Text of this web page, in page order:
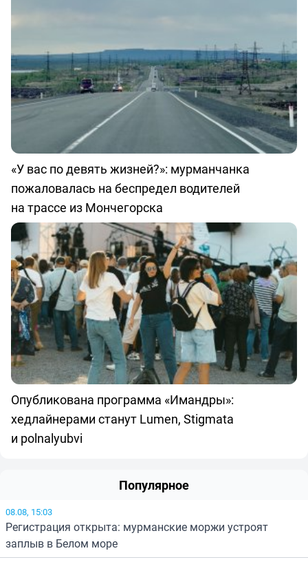
«У вас по девять жизней?»: мурманчанка
пожаловалась на беспредел водителей
на трассе из Мончегорска
Опубликована программа «Имандры»:
хедлайнерами станут Lumen, Stigmata
и polnalyubvi
Популярное
08.08, 15:03
Регистрация открыта: мурманские моржи устроят
заплыв в Белом море